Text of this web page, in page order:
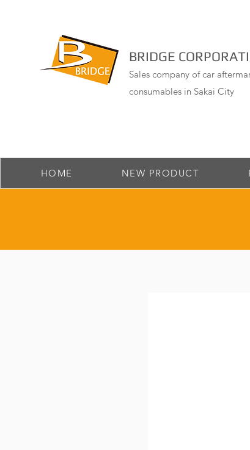
BRIDGE
Sales company of car
consumables in Sakai City
HOME NEW PRODUCT